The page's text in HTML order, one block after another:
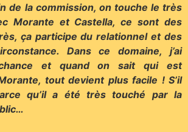
de la commission, on touche le très
Morante et Castella, ce sont des
ça participe du relationnel et des
Dans ce domaine, j’ai
et quand on sait qui est
tout devient plus facile ! S’il
qu’il a été très touché par la